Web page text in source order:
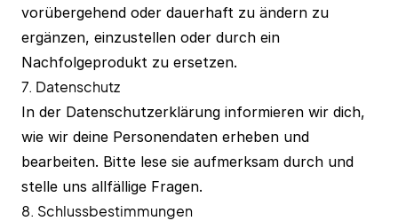
vorübergehend oder dauerhaft zu ändern zu
ergänzen, einzustellen oder durch ein
Nachfolgeprodukt zu ersetzen.
7. Datenschutz
In der Datenschutzerklärung informieren wir dich,
wie wir deine Personendaten erheben und
bearbeiten. Bitte lese sie aufmerksam durch und
stelle uns allfällige Fragen.
8. Schlussbestimmungen